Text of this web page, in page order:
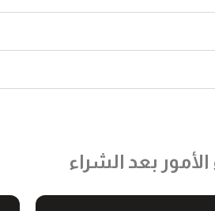
الأمور بعد الشراء